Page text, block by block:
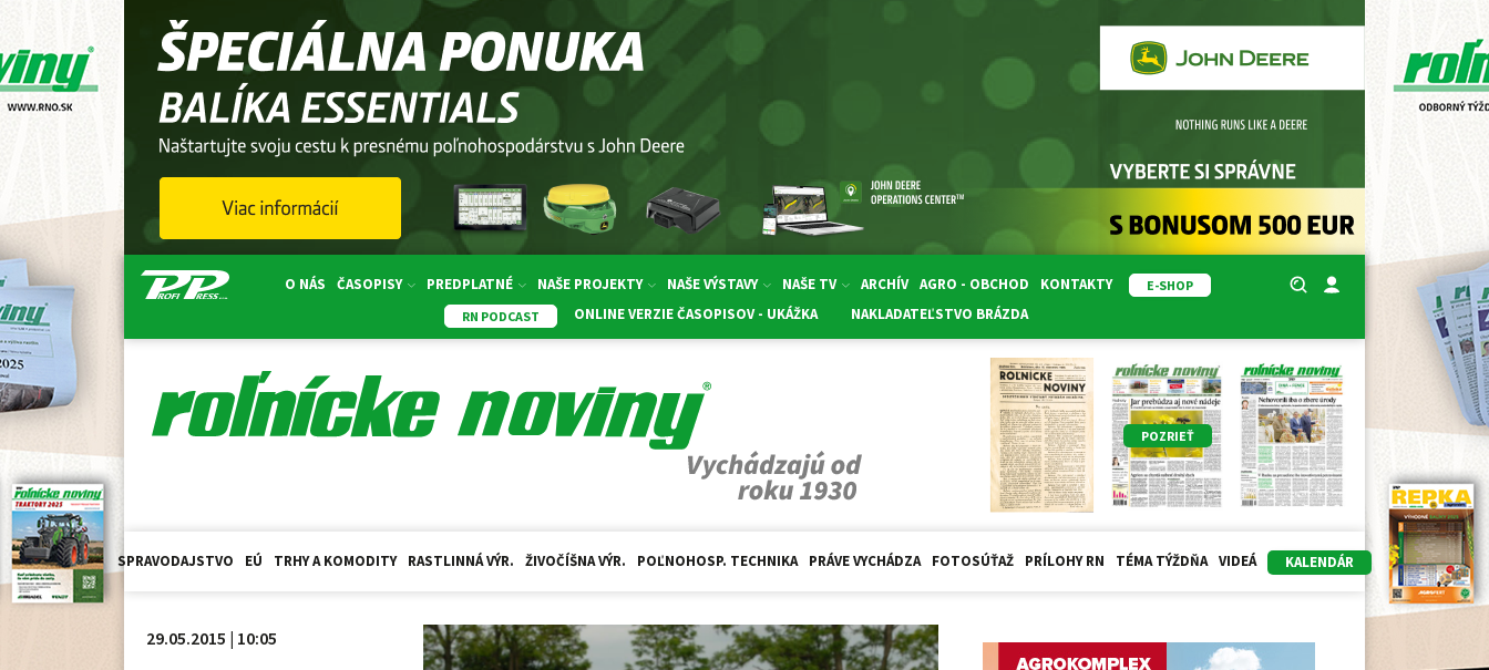
O NÁS ČASOPISY PREDPLATNÉ NAŠE PROJEKTY NAŠE VÝSTAVY NAŠE TV ARCHÍV AGRO - OBCHOD KONTAKTY
E-SHOP
RN PODCAST
ONLINE VERZIE ČASOPISOV - UKÁŽKA NAKLADATEĽSTVO BRÁZDA
POZRIEŤ
SPRAVODAJSTVO EÚ TRHY A KOMODITY RASTLINNÁ VÝR. ŽIVOČÍŠNA VÝR. POĽNOHOSP. TECHNIKA PRÁVE VYCHÁDZA FOTOSÚŤAŽ PRÍLOHY RN TÉMA TÝŽDŇA VIDEÁ KALENDÁR
29.05.2015 | 10:05